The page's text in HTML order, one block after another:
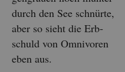
durch den See schnür­te,
aber so sieht die Erb­
schuld von Om­ni­voren
eben aus.